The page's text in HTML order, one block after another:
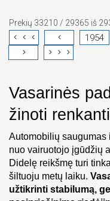
Prekių 33210 / 29365 iš
1954
Vasarinės
žinoti
Automobilių saugumas
nuo vairuotojo įgūdžių
Didelę reikšmę turi
šiltuoju metų laiku.
užtikrinti stabilumą,